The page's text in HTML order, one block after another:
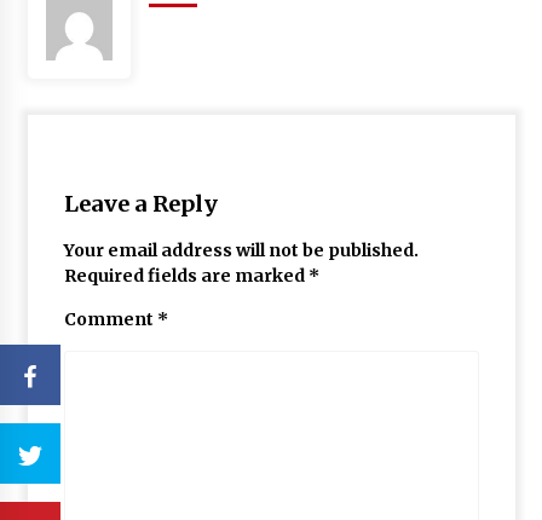
Leave a Reply
Your email address will not be published.
Required fields are marked *
Comment *